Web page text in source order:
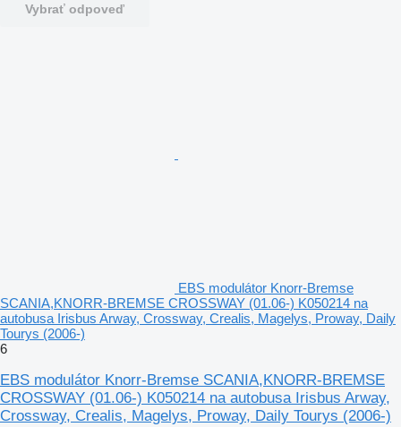
Vybrať odpoveď
EBS modulátor Knorr-Bremse
SCANIA,KNORR-BREMSE CROSSWAY (01.06-) K050214 na
autobusa Irisbus Arway, Crossway, Crealis, Magelys, Proway, Daily
Tourys (2006-)
6
EBS modulátor Knorr-Bremse SCANIA,KNORR-BREMSE
CROSSWAY (01.06-) K050214 na autobusa Irisbus Arway,
Crossway, Crealis, Magelys, Proway, Daily Tourys (2006-)